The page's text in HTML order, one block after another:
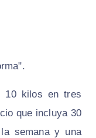
10 kilos en tres
que incluya 30
semana y una